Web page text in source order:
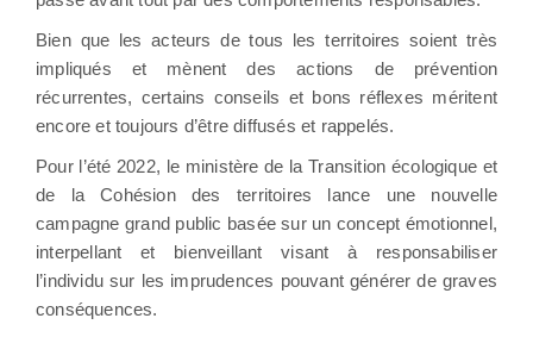
Bien que les acteurs de tous les territoires soient très
impliqués et mènent des actions de prévention
récurrentes, certains conseils et bons réflexes méritent
encore et toujours d’être diffusés et rappelés.
Pour l’été 2022, le ministère de la Transition écologique et
de la Cohésion des territoires lance une nouvelle
campagne grand public basée sur un concept émotionnel,
interpellant et bienveillant visant à responsabiliser
l’individu sur les imprudences pouvant générer de graves
conséquences.